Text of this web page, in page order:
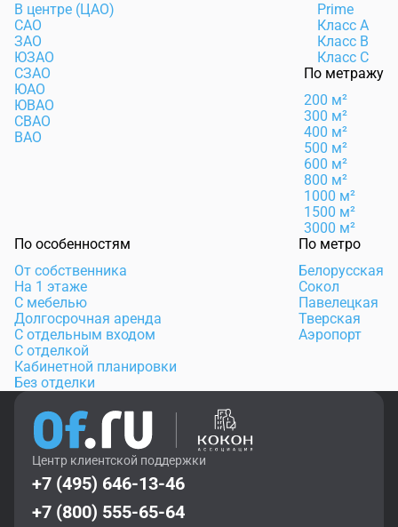
В центре (ЦАО)
САО
ЗАО
ЮЗАО
СЗАО
ЮАО
ЮВАО
СВАО
ВАО
Prime
Класс А
Класс B
Класс C
По метражу
200 м²
300 м²
400 м²
500 м²
600 м²
800 м²
1000 м²
1500 м²
3000 м²
По особенностям
От собственника
На 1 этаже
С мебелью
Долгосрочная аренда
С отдельным входом
С отделкой
Кабинетной планировки
Без отделки
По метро
Белорусская
Сокол
Павелецкая
Тверская
Аэропорт
Центр клиентской поддержки
+7 (495) 646-13-46
+7 (800) 555-65-64